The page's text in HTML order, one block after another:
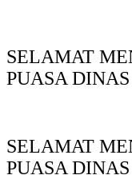
SELAMAT
PUASA
SELAMAT
PUASA DINAS